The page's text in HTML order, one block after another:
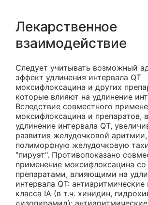
Лекарственное
взаимодействие
Следует учитывать возможный
эффект удлинения интервала QT
моксифлоксацина и других
которые влияют на удлинение
Вследствие совместного
моксифлоксацина и препаратов,
удлинение интервала QT,
развития желудочковой
полиморфную желудочковую
"пируэт". Противопоказано
применение моксифлоксацина
препаратами, влияющими на
интервала QT: антиаритмические
класса IA (в т.ч. хинидин,